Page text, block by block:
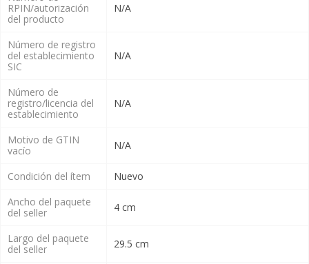
RPIN/autorización
del producto
N/A
Número de registro
del establecimiento
SIC
N/A
Número de
registro/licencia del
establecimiento
N/A
Motivo de GTIN
vacío
N/A
Condición del ítem
Nuevo
Ancho del paquete
del seller
4 cm
Largo del paquete
del seller
29.5 cm